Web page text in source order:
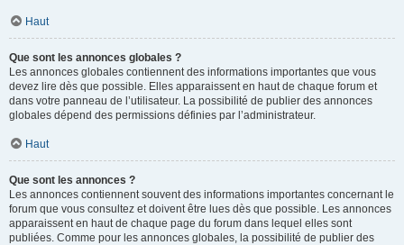
Haut
Que sont les annonces globales ?
Les annonces globales contiennent des informations importantes que vous
devez lire dès que possible. Elles apparaissent en haut de chaque forum et
dans votre panneau de l’utilisateur. La possibilité de publier des annonces
globales dépend des permissions définies par l’administrateur.
Haut
Que sont les annonces ?
Les annonces contiennent souvent des informations importantes concernant le
forum que vous consultez et doivent être lues dès que possible. Les annonces
apparaissent en haut de chaque page du forum dans lequel elles sont
publiées. Comme pour les annonces globales, la possibilité de publier des